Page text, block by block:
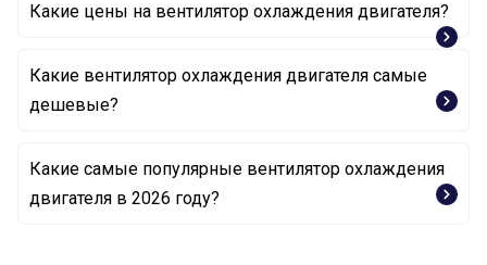
Какие цены на вентилятор охлаждения двигателя?
Какие вентилятор охлаждения двигателя самые
дешевые?
Вентилятор, охлаждение двигателя 311064
PEUGEOT
Какие самые популярные вентилятор охлаждения
двигателя в 2026 году?